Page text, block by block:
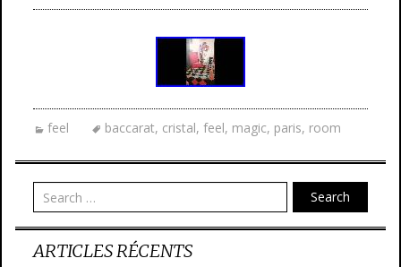
feel baccarat, cristal, feel, magic, paris, room
Search
ARTICLES RÉCENTS